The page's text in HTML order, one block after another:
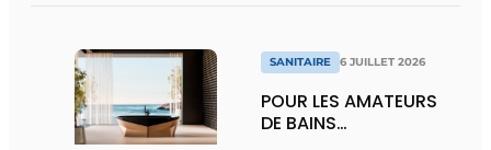
SANITAIRE 6 JUILLET 2026
POUR LES AMATEURS
DE BAINS…